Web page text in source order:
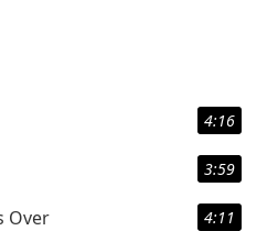
4:16
3:59
Over 4:11